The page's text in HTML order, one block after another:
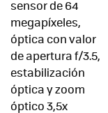
sensor de 64
megapíxeles,
óptica con valor
de apertura f/3.5,
estabilización
óptica y zoom
óptico 3,5x